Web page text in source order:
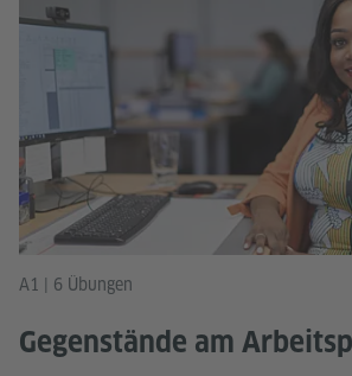
A1 | 6 Übungen
Gegenstände am